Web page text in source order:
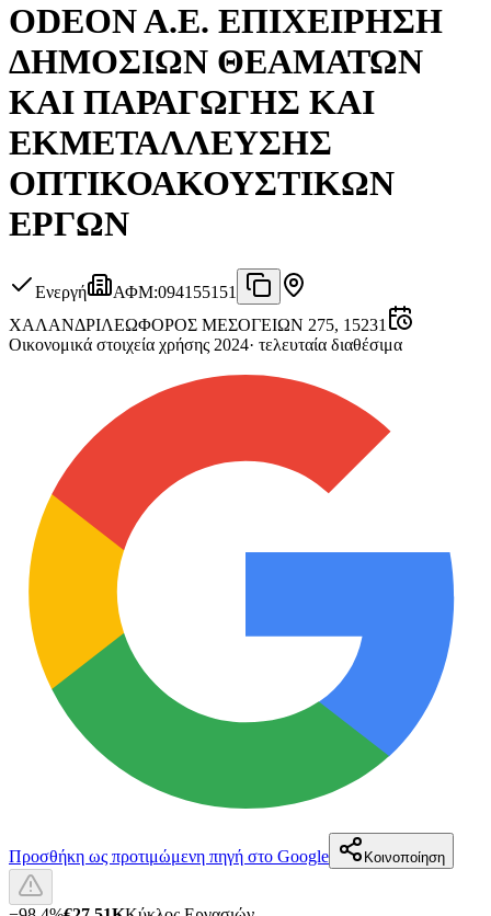
ODEON A.E. ΕΠΙΧΕΙΡΗΣΗ
ΔΗΜΟΣΙΩΝ ΘΕΑΜΑΤΩΝ
ΚΑΙ ΠΑΡΑΓΩΓΗΣ ΚΑΙ
ΕΚΜΕΤΑΛΛΕΥΣΗΣ
ΟΠΤΙΚΟΑΚΟΥΣΤΙΚΩΝ
ΕΡΓΩΝ
Ενεργή ΑΦΜ:094155151
ΧΑΛΑΝΔΡΙΛΕΩΦΟΡΟΣ ΜΕΣΟΓΕΙΩΝ 275, 15231
Οικονομικά στοιχεία χρήσης 2024· τελευταία διαθέσιμα
Προσθήκη ως προτιμώμενη πηγή στο Google Κοινοποίηση